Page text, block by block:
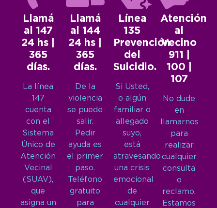
Llamá
al 147
24 hs |
365
días.
La línea
147
cuenta
con el
Sistema
Único de
Atención
Vecinal
(SUAV),
que
asigna un
Llamá
al 144
24 hs |
365
días.
De la
violencia
se puede
salir.
Pedir
ayuda es
el primer
paso.
Teléfono
gratuito
para
Línea
135
Prevención
del
Suicidio.
Si Usted,
o algún
familiar o
allegado
suyo,
está
atravesando
una crisis
emocional
de
cualquier
Atención
al
Vecino
911 |
100 |
107
No dude
en
llamarnos
para
realizar
cualquier
consulta
o
reclamo.
Estamos